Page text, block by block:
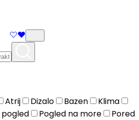
Atrij Dizalo Bazen
Klima
pogled Pogled na more
Pored